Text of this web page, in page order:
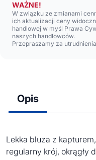
WAŻNE!
W związku ze zmianami
ich aktualizacji ceny
handlowej w myśl Prawa
naszych handlowców.
Przepraszamy za
Opis
Lekka bluza z
regularny krój, okrągły